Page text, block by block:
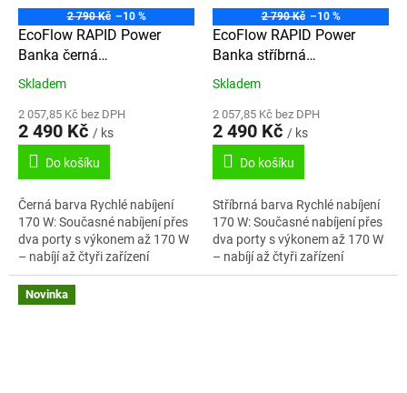
2 790 Kč –10 %
EcoFlow RAPID Power
Banka černá
(25000mAh,170W)
kabel
Skladem
2 057,85 Kč bez DPH
2 490 Kč / ks
Do košíku
Černá barva Rychlé nabíjení
170 W: Současné nabíjení přes
dva porty s výkonem až 170 W
– nabíjí až čtyři zařízení
paralelně. Maximálně 100 W na
port. Maximální vstupní
výkon...
2 790 Kč –10 %
EcoFlow RAPID Power
Banka stříbrná
(25000mAh,170W)
kabel
Skladem
2 057,85 Kč bez DPH
2 490 Kč / ks
Do košíku
Stříbrná barva Rychlé nabíjení
170 W: Současné nabíjení přes
dva porty s výkonem až 170 W
– nabíjí až čtyři zařízení
paralelně. Maximálně 100 W na
Novinka